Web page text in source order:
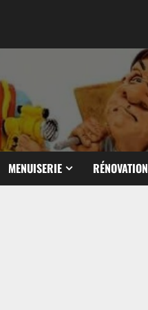
MENUISERIE RÉNOVATION